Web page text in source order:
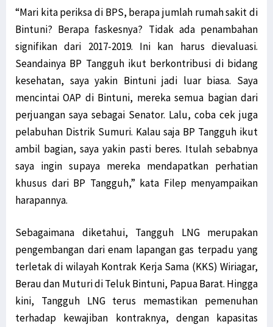
“Mari kita periksa di BPS, berapa jumlah rumah sakit di
Bintuni? Berapa faskesnya? Tidak ada penambahan
signifikan dari 2017-2019. Ini kan harus dievaluasi.
Seandainya BP Tangguh ikut berkontribusi di bidang
kesehatan, saya yakin Bintuni jadi luar biasa. Saya
mencintai OAP di Bintuni, mereka semua bagian dari
perjuangan saya sebagai Senator. Lalu, coba cek juga
pelabuhan Distrik Sumuri. Kalau saja BP Tangguh ikut
ambil bagian, saya yakin pasti beres. Itulah sebabnya
saya ingin supaya mereka mendapatkan perhatian
khusus dari BP Tangguh,” kata Filep menyampaikan
harapannya.
Sebagaimana diketahui, Tangguh LNG merupakan
pengembangan dari enam lapangan gas terpadu yang
terletak di wilayah Kontrak Kerja Sama (KKS) Wiriagar,
Berau dan Muturi di Teluk Bintuni, Papua Barat. Hingga
kini, Tangguh LNG terus memastikan pemenuhan
terhadap kewajiban kontraknya, dengan kapasitas